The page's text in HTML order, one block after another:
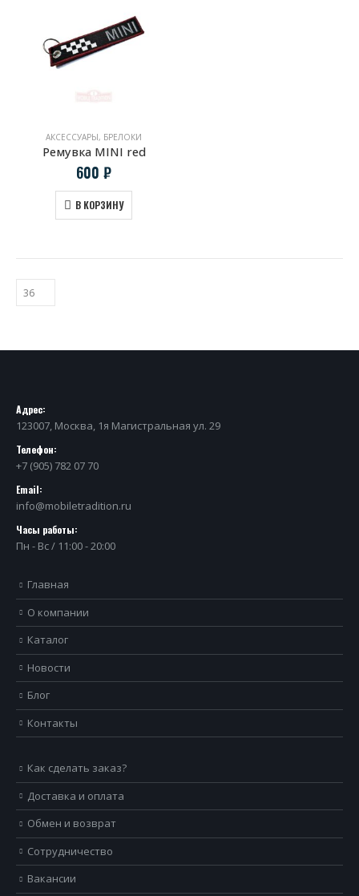
АКСЕССУАРЫ, БРЕЛОКИ
Ремувка MINI red
600 ₽
В КОРЗИНУ
Адрес:
123007, Москва, 1я Магистральная ул. 29
Телефон:
+7 (905) 782 07 70
Email:
info@mobiletradition.ru
Часы работы:
Пн - Вс / 11:00 - 20:00
Главная
О компании
Каталог
Новости
Блог
Контакты
Как сделать заказ?
Доставка и оплата
Обмен и возврат
Сотрудничество
Вакансии